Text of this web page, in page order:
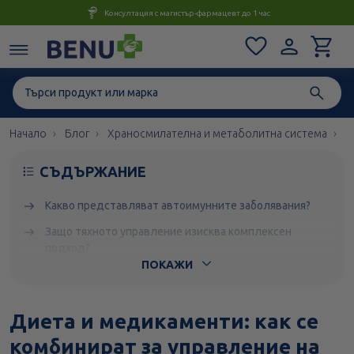
Консултация с магистър-фармацевт до 1 час
Начало Блог Храносмилателна и метаболитна система
СЪДЪРЖАНИЕ
Какво представляват автоимунните заболявания?
Защо тяхното управление изисква комплексен
Какви лекарства се използват най-често за контрол на
тези състояния?
ПОКАЖИ
Диета и медикаменти: как се
комбинират за управление на